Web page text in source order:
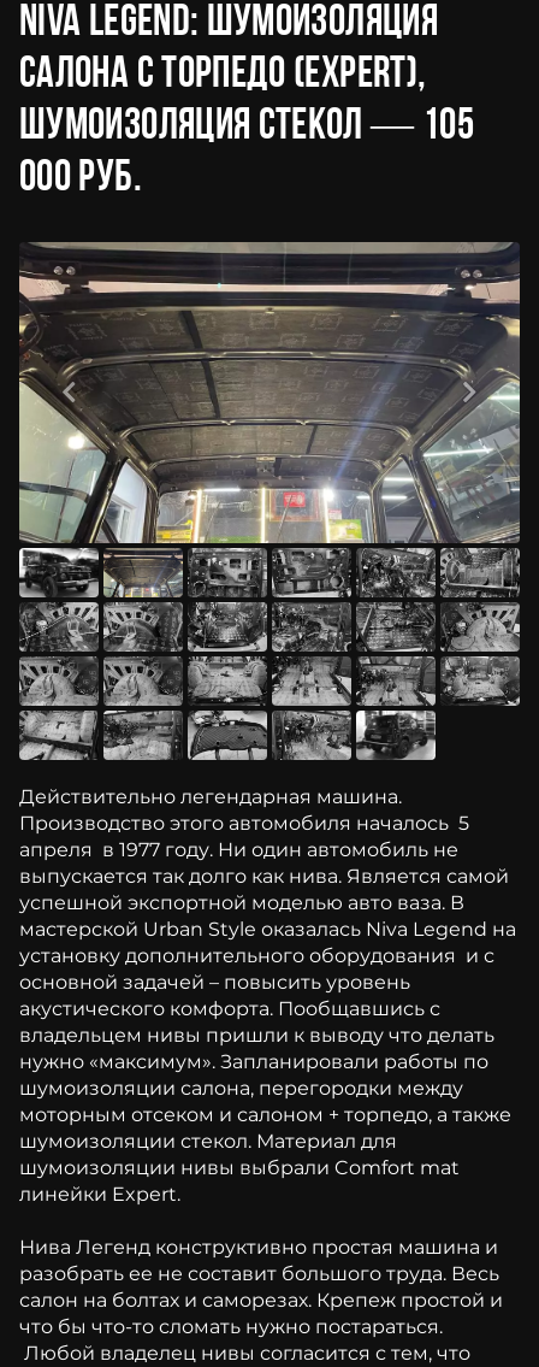
Niva Legend: шумоизоляция
салона с торпедо (EXPERT),
шумоизоляция стекол — 105
000 руб.
Действительно легендарная машина.
Производство этого автомобиля началось 5
апреля в 1977 году. Ни один автомобиль не
выпускается так долго как нива. Является самой
успешной экспортной моделью авто ваза. В
мастерской Urban Style оказалась Niva Legend на
установку дополнительного оборудования и с
основной задачей – повысить уровень
акустического комфорта. Пообщавшись с
владельцем нивы пришли к выводу что делать
нужно «максимум». Запланировали работы по
шумоизоляции салона, перегородки между
моторным отсеком и салоном + торпедо, а также
шумоизоляции стекол. Материал для
шумоизоляции нивы выбрали Comfort mat
линейки Expert.
Нива Легенд конструктивно простая машина и
разобрать ее не составит большого труда. Весь
салон на болтах и саморезах. Крепеж простой и
что бы что-то сломать нужно постараться.
Любой владелец нивы согласится с тем, что